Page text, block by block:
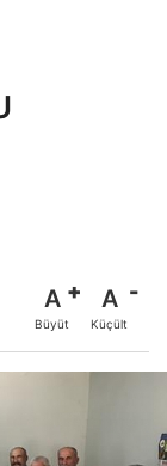
A
Büyüt
A
Küçült